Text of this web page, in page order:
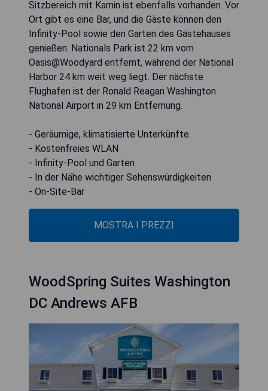
Sitzbereich mit Kamin ist ebenfalls vorhanden. Vor
Ort gibt es eine Bar, und die Gäste können den
Infinity-Pool sowie den Garten des Gästehauses
genießen. Nationals Park ist 22 km vom
Oasis@Woodyard entfernt, während der National
Harbor 24 km weit weg liegt. Der nächste
Flughafen ist der Ronald Reagan Washington
National Airport in 29 km Entfernung.
- Geräumige, klimatisierte Unterkünfte
- Kostenfreies WLAN
- Infinity-Pool und Garten
- In der Nähe wichtiger Sehenswürdigkeiten
- On-Site-Bar
MOSTRA I PREZZI
WoodSpring Suites Washington
DC Andrews AFB